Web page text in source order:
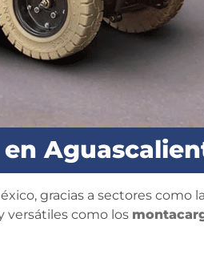
gracias a sectores como
versátiles como los